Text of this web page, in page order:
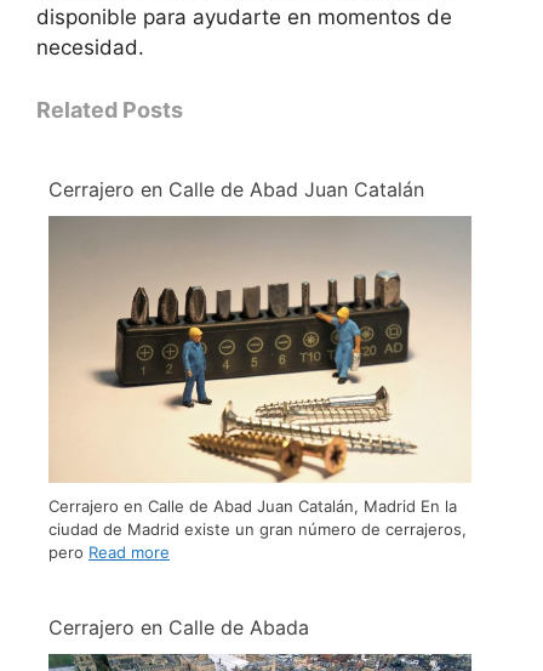
disponible para ayudarte en momentos de
necesidad.
Related Posts
Cerrajero en Calle de Abad Juan Catalán
Cerrajero en Calle de Abad Juan Catalán, Madrid En la
ciudad de Madrid existe un gran número de cerrajeros,
pero Read more
Cerrajero en Calle de Abada